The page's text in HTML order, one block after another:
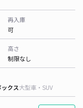
再入庫
可
高さ
制限なし
クス大型車・SUV